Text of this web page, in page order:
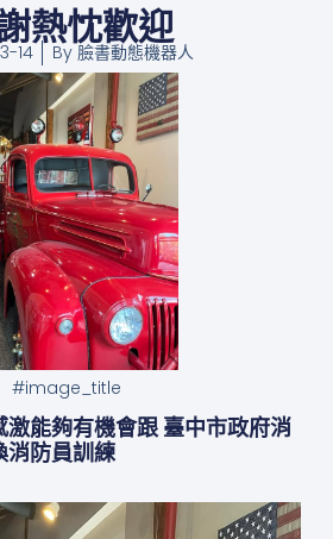
熱忱歡迎
14 By臉書動態機器人
#image_title
能夠有機會跟 臺中市政府消
消防員訓練